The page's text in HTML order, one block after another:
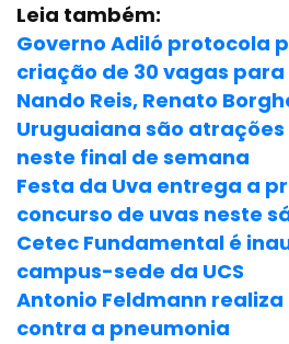
Leia também:
Governo Adiló protocola
criação de 30 vagas
Nando Reis, Renato
Uruguaiana são atrações
neste final de semana
Festa da Uva entrega a
concurso de uvas neste
Cetec Fundamental é
campus-sede da UCS
Antonio Feldmann
contra a pneumonia